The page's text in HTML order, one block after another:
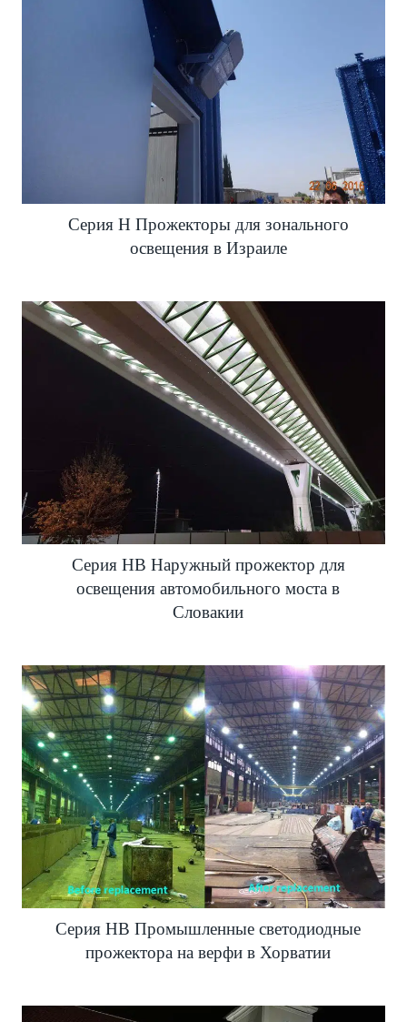
Серия H Прожекторы для зонального
освещения в Израиле
Серия HB Наружный прожектор для
освещения автомобильного моста в
Словакии
Серия HB Промышленные светодиодные
прожектора на верфи в Хорватии